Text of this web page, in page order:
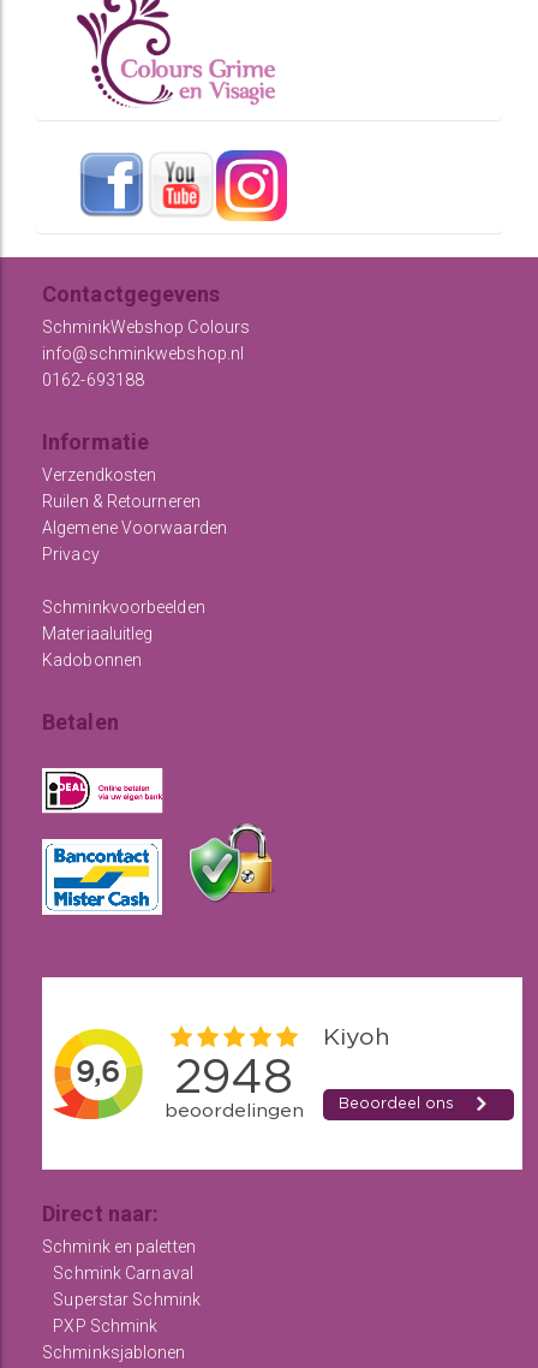
Contactgegevens
SchminkWebshop Colours
info@schminkwebshop.nl
0162-693188
Informatie
Verzendkosten
Ruilen & Retourneren
Algemene Voorwaarden
Privacy
Schminkvoorbeelden
Materiaaluitleg
Kadobonnen
Betalen
Direct naar:
Schmink en paletten
Schmink Carnaval
Superstar Schmink
PXP Schmink
Schminksjablonen